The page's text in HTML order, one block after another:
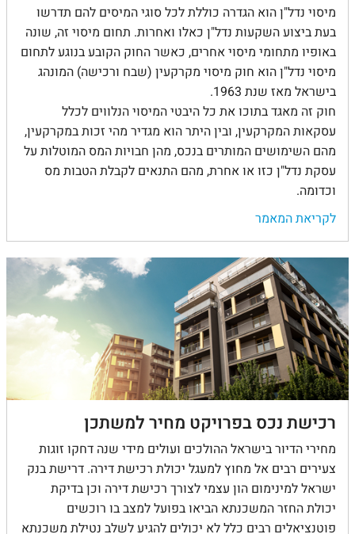
מיסוי נדל"ן הוא הגדרה כוללת לכל סוגי המיסים להם תדרשו
בעת ביצוע השקעות נדל"ן כאלו ואחרות. תחום מיסוי זה, שונה
באופיו מתחומי מיסוי אחרים, כאשר החוק הקובע בנוגע לתחום
מיסוי נדל"ן הוא חוק מיסוי מקרקעין (שבח ורכישה) המונהג
בישראל מאז שנת 1963.
חוק זה מאגד בתוכו את כל היבטי המיסוי הנלווים לכלל
עסקאות המקרקעין, ובין היתר הוא מגדיר מהי זכות במקרקעין,
מהם השימושים המותרים בנכס, מהן חבויות המס המוטלות על
עסקת נדל"ן כזו או אחרת, מהם התנאים לקבלת הטבות מס
וכדומה.
לקריאת המאמר
רכישת נכס בפרויקט מחיר למשתכן
מחירי הדיור בישראל ההולכים ועולים מידי שנה דחקו זוגות
צעירים רבים אל מחוץ למעגל יכולת רכישת דירה. דרישת בנק
ישראל למינימום הון עצמי לצורך רכישת דירה וכן בדיקת
יכולת החזר המשכנתא הביאו בפועל למצב בו רוכשים
פוטנציאלים רבים כלל לא יכולים להגיע לשלב נטילת משכנתא